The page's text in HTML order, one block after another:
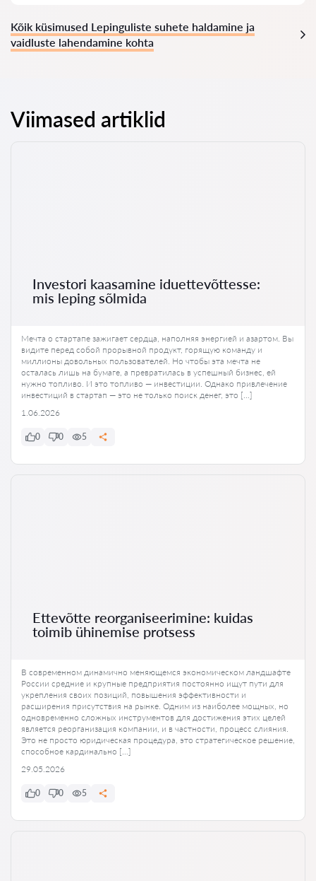
Kõik küsimused Lepinguliste suhete haldamine ja
vaidluste lahendamine kohta
Viimased artiklid
Investori kaasamine iduettevõttesse:
mis leping sõlmida
Мечта о стартапе зажигает сердца, наполняя энергией и азартом. Вы
видите перед собой прорывной продукт, горящую команду и
миллионы довольных пользователей. Но чтобы эта мечта не
осталась лишь на бумаге, а превратилась в успешный бизнес, ей
нужно топливо. И это топливо — инвестиции. Однако привлечение
инвестиций в стартап — это не только поиск денег, это […]
1.06.2026
0 0 5
Ettevõtte reorganiseerimine: kuidas
toimib ühinemise protsess
В современном динамично меняющемся экономическом ландшафте
России средние и крупные предприятия постоянно ищут пути для
укрепления своих позиций, повышения эффективности и
расширения присутствия на рынке. Одним из наиболее мощных, но
одновременно сложных инструментов для достижения этих целей
является реорганизация компании, и в частности, процесс слияния.
Это не просто юридическая процедура, это стратегическое решение,
способное кардинально […]
29.05.2026
0 0 5